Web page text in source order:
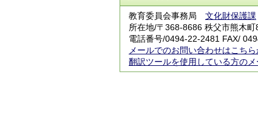
教育委員会事務局 文化財保護課
所在地/〒368-8686 秩父市熊木
電話番号/0494-22-2481 FAX/
メールでのお問い合わせはこちら
翻訳ツールを使用している方の